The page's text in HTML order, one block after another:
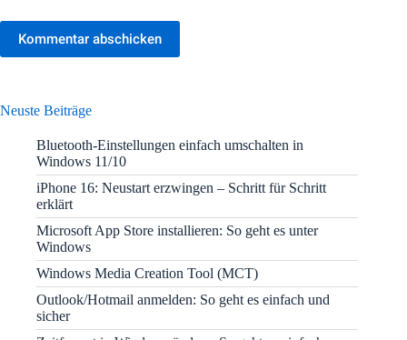
Kommentar abschicken
Neuste Beiträge
Bluetooth-Einstellungen einfach umschalten in
Windows 11/10
iPhone 16: Neustart erzwingen – Schritt für Schritt
erklärt
Microsoft App Store installieren: So geht es unter
Windows
Windows Media Creation Tool (MCT)
Outlook/Hotmail anmelden: So geht es einfach und
sicher